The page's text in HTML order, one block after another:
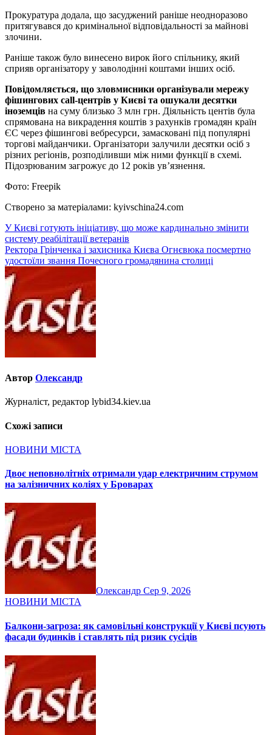
Прокуратура додала, що засуджений раніше неодноразово
притягувався до кримінальної відповідальності за майнові
злочини.
Раніше також було винесено вирок його спільнику, який
сприяв організатору у заволодінні коштами інших осіб.
Повідомляється, що зловмисники організували мережу
фішингових call-центрів у Києві та ошукали десятки
іноземців на суму близько 3 млн грн. Діяльність центів була
спрямована на викрадення коштів з рахунків громадян країн
ЄС через фішингові вебресурси, замасковані під популярні
торгові майданчики. Організатори залучили десятки осіб з
різних регіонів, розподіливши між ними функції в схемі.
Підозрюваним загрожує до 12 років ув’язнення.
Фото: Freepik
Створено за матеріалами: kyivschina24.com
Навігація
записів
У Києві готують ініціативу, що може кардинально змінити
систему реабілітації ветеранів
Ректора Грінченка і захисника Києва Огнєвюка посмертно
удостоїли звання Почесного громадянина столиці
Автор Олександр
Журналіст, редактор lybid34.kiev.ua
Схожі записи
НОВИНИ МІСТА
Двоє неповнолітніх отримали удар електричним струмом
на залізничних коліях у Броварах
Олександр Сер 9, 2026
НОВИНИ МІСТА
Балкони-загроза: як самовільні конструкції у Києві псують
фасади будинків і ставлять під ризик сусідів